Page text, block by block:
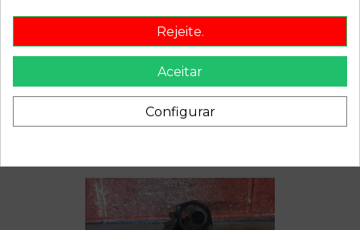
Recambio de bomba direccion para dodge caliber | 0.06 - ...
| 0.06 - ... referencia OEM IAM 88307308
Rejeite.
Aceitar
Configurar